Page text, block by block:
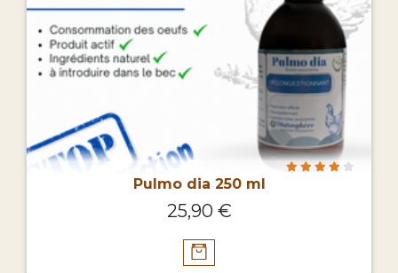
Pulmo dia 250 ml
25,90 €